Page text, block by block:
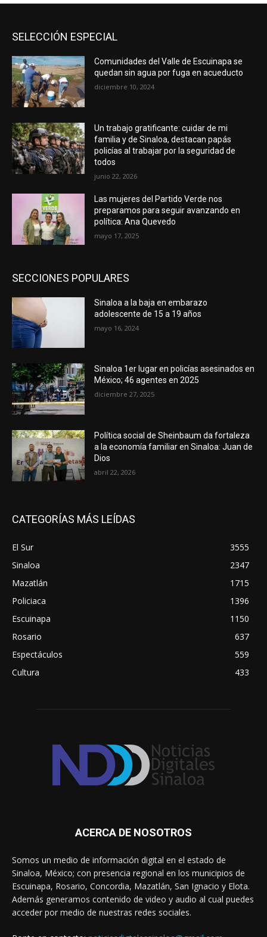
SELECCIÓN ESPECIAL
Comunidades del Valle de Escuinapa se
quedan sin agua por fuga en acueducto
diciembre 10, 2024
Un trabajo gratificante: cuidar de mi
familia y de Sinaloa, destacan papás
policías al trabajar por la seguridad de
todos
junio 22, 2026
Las mujeres del Partido Verde nos
preparamos para seguir avanzando en
política: Ana Quevedo
mayo 17, 2025
SECCIONES POPULARES
Sinaloa a la baja en embarazo
adolescente de 15 a 19 años
mayo 16, 2024
Sinaloa 1er lugar en policías asesinados en
México; 46 agentes en 2025
diciembre 27, 2025
Política social de Sheinbaum da fortaleza
a la economía familiar en Sinaloa: Juan de
Dios
abril 22, 2026
CATEGORÍAS MÁS LEÍDAS
El Sur
3555
Sinaloa
2347
Mazatlán
1715
Policiaca
1396
Escuinapa
1150
Rosario
637
Espectáculos
559
Cultura
433
ACERCA DE NOSOTROS
Somos un medio de información digital en el estado de
Sinaloa, México; con presencia regional en los municipios de
Escuinapa, Rosario, Concordia, Mazatlán, San Ignacio y Elota.
Además generamos contenido de video y audio al cual puedes
acceder por medio de nuestras redes sociales.